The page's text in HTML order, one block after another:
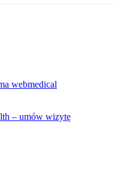
webmedical
– umów wizytę